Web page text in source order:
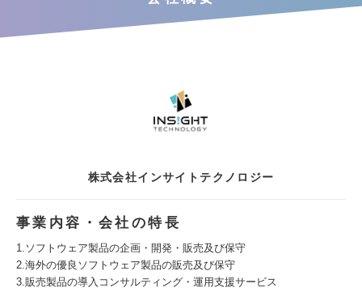
株式会社インサイトテクノロジー
事業内容・会社の特長
1.ソフトウェア製品の企画・開発・販売及び保守
2.海外の優良ソフトウェア製品の販売及び保守
3.販売製品の導入コンサルティング・運用支援サービス